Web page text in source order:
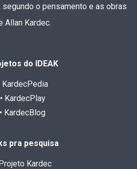
o pensamento e as obras
Allan Kardec.
do IDEAK
KardecPedia
• KardecPlay
• KardecBlog
pra pesquisa
Kardec